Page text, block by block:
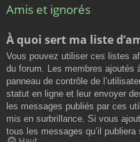
Amis et ignorés
À quoi sert ma liste
Vous pouvez utiliser ces listes
du forum. Les membres ajoutés
panneau de contrôle de
statut en ligne et leur envoyer
les messages publiés par ces
mis en surbrillance. Si vous
tous les messages qu’il